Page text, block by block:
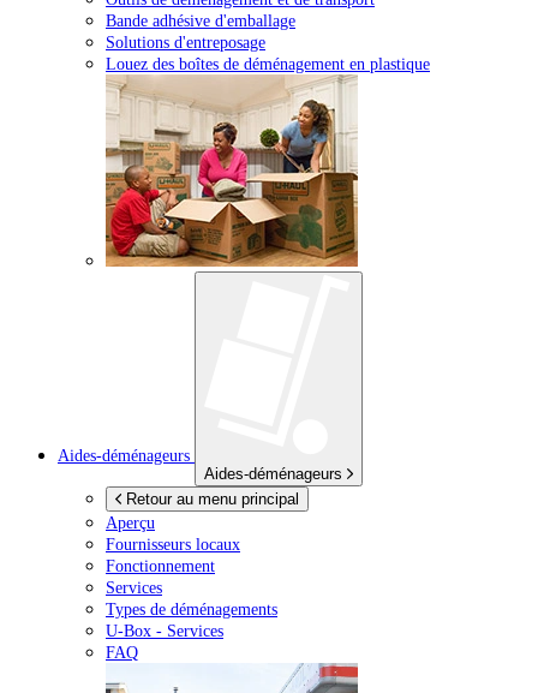
Bande adhésive d'emballage
Solutions d'entreposage
Louez des boîtes de déménagement en plastique
Aides-déménageurs
Aides-déménageurs
Retour au menu principal
Aperçu
Fournisseurs locaux
Fonctionnement
Services
Types de déménagements
U-Box - Services
FAQ